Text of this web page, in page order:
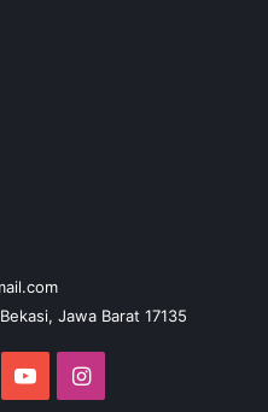
Jawa Barat 17135
YouTubeInstagram